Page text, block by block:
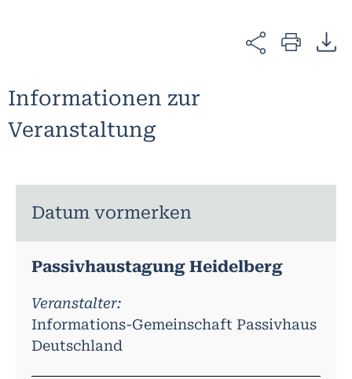
Informationen zur
Veranstaltung
Datum vormerken
Passivhaustagung Heidelberg
Veranstalter:
Informations-Gemeinschaft Passivhaus
Deutschland